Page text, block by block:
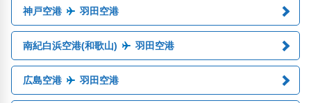
神戸空港 羽田空港
南紀白浜空港(和歌山) 羽田空港
広島空港 羽田空港